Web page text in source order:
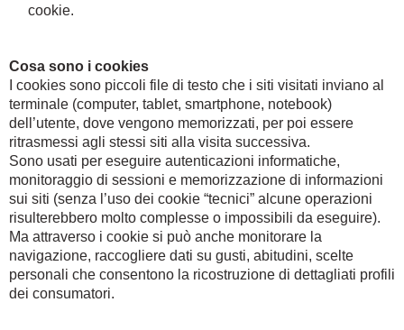
cookie.
Cosa sono i cookies
I cookies sono piccoli file di testo che i siti visitati inviano al
terminale (computer, tablet, smartphone, notebook)
dell’utente, dove vengono memorizzati, per poi essere
ritrasmessi agli stessi siti alla visita successiva.
Sono usati per eseguire autenticazioni informatiche,
monitoraggio di sessioni e memorizzazione di informazioni
sui siti (senza l’uso dei cookie “tecnici” alcune operazioni
risulterebbero molto complesse o impossibili da eseguire).
Ma attraverso i cookie si può anche monitorare la
navigazione, raccogliere dati su gusti, abitudini, scelte
personali che consentono la ricostruzione di dettagliati profili
dei consumatori.